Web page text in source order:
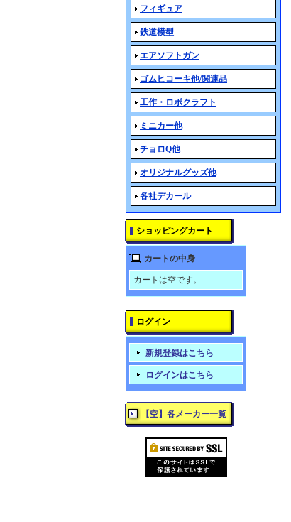
フィギュア
鉄道模型
エアソフトガン
ゴムヒコーキ他/関連品
工作・ロボクラフト
ミニカー他
チョロQ他
オリジナルグッズ他
各社デカール
ショッピングカート
カートの中身
カートは空です。
ログイン
新規登録はこちら
ログインはこちら
【空】各メーカー一覧